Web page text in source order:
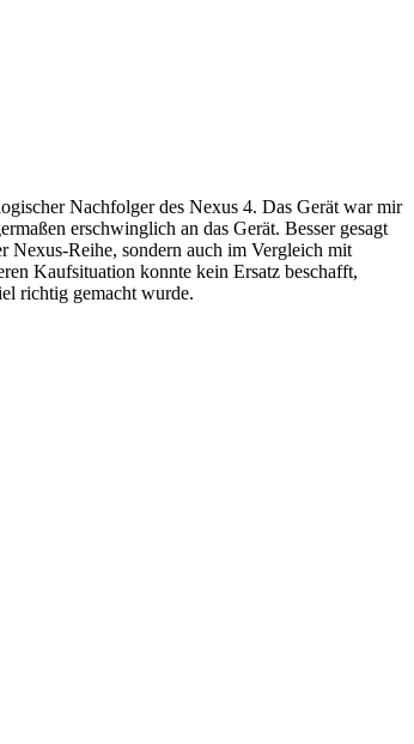
Nachfolger des Nexus 4. Das Gerät war mir
erschwinglich an das Gerät. Besser gesagt
Nexus-Reihe, sondern auch im Vergleich mit
Kaufsituation konnte kein Ersatz beschafft,
richtig gemacht wurde.